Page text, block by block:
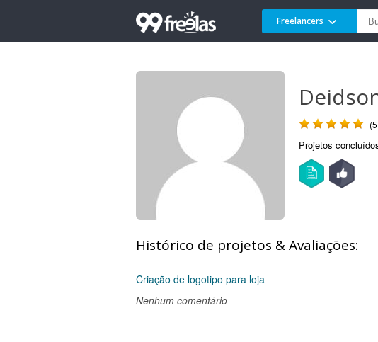
Freelancers
Projetos
Histórico de projetos & Avaliações:
Criação de logotipo para loja
Nenhum comentário